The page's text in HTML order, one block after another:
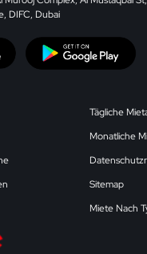
DIFC, Dubai
Tägliche
Monatliche
Sitemap
Miete Nach